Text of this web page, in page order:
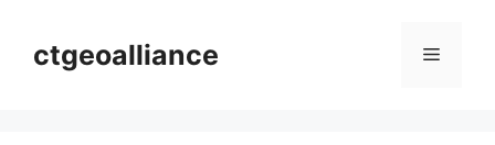
ctgeoalliance Menu